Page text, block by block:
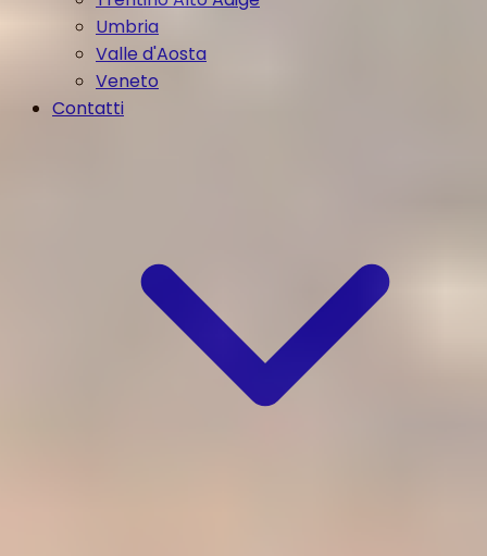
Umbria
Valle d'Aosta
Veneto
Contatti